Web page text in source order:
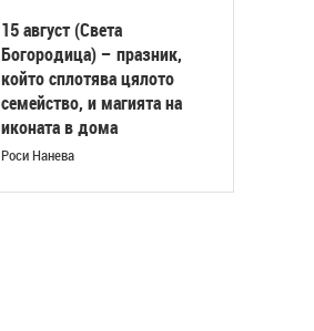
15 август (Света
Богородица) – празник,
който сплотява цялото
семейство, и магията на
иконата в дома
Роси Нанева